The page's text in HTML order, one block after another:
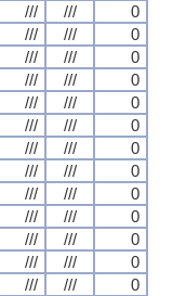
/// ///
0
/// ///
0
/// ///
0
/// ///
0
/// ///
0
/// ///
0
/// ///
0
/// ///
0
/// ///
0
/// ///
0
/// ///
0
/// ///
0
/// ///
0